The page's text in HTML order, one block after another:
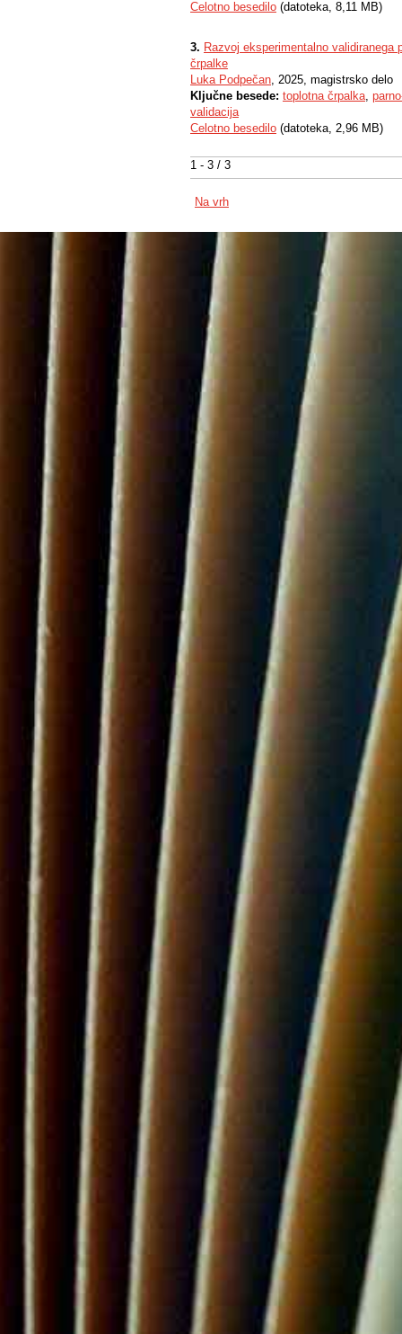
1 - 3 / 3
Celotno besedilo (datoteka, 8,11 MB)
3. Razvoj eksperimentalno validiranega
črpalke
Luka Podpečan, 2025, magistrsko delo
Ključne besede: toplotna črpalka,
validacija
Celotno besedilo (datoteka, 2,96 MB)
Na vrh